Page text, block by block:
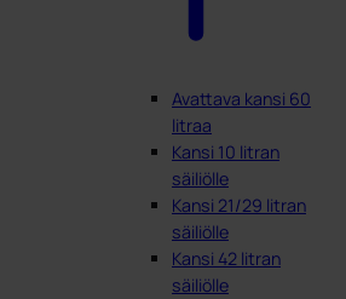
Avattava kansi 60
litraa
Kansi 10 litran
säiliölle
Kansi 21/29 litran
säiliölle
Kansi 42 litran
säiliölle